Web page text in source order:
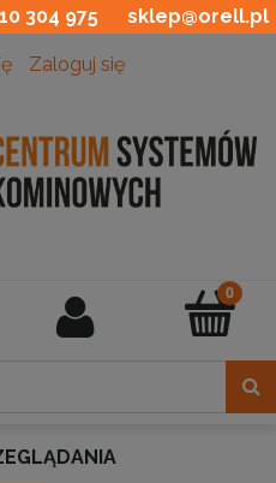
304 975 sklep@orell.pl
Zaloguj się